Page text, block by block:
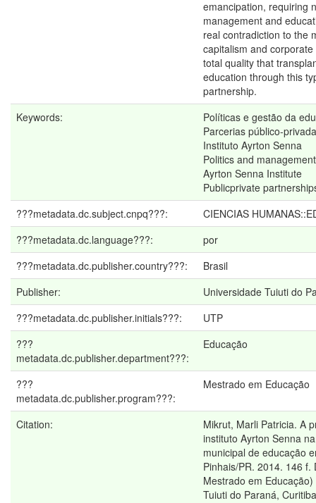
emancipation, requiring
management and
real contradiction to the
capitalism and
total quality that
education through this
partnership.
Keywords:
Políticas e gestão da
Parcerias público-
Instituto Ayrton Senna
Politics and
Ayrton Senna Institute
Publicprivate
???metadata.dc.subject.cnpq???:
CIENCIAS
???metadata.dc.language???:
por
???metadata.dc.publisher.country???:
Brasil
Publisher:
Universidade Tuiuti do
???metadata.dc.publisher.initials???:
UTP
???
metadata.dc.publisher.department???:
Educação
???
metadata.dc.publisher.program???:
Mestrado em Educação
Citation:
Mikrut, Marli Patricia. A
instituto Ayrton Senna
municipal de educação
Pinhais/PR. 2014. 146 f.
Mestrado em
Tuiuti do Paraná,